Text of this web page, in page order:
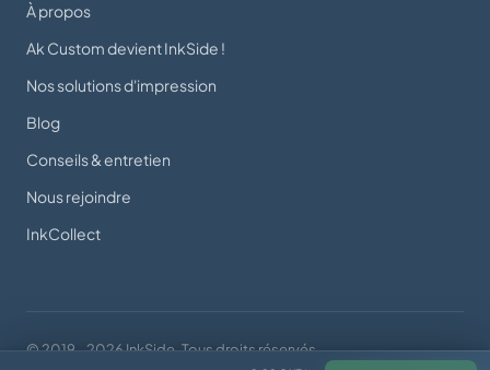
À propos
Ak Custom devient InkSide !
Nos solutions d'impression
Blog
Conseils & entretien
Nous rejoindre
InkCollect
© 2019 - 2026 InkSide. Tous droits réservés.